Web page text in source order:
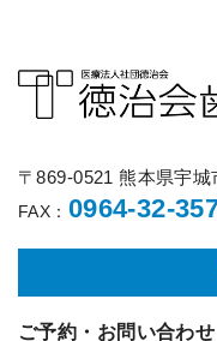
〒869-0521 熊本県宇城
FAX： 0964-32-
ご予約・お問い合わせ